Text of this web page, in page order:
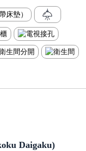
Daigaku)